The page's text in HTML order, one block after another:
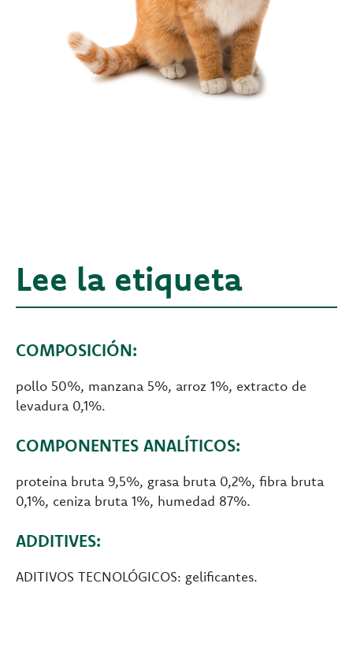
Lee la etiqueta
COMPOSICIÓN:
pollo 50%, manzana 5%, arroz 1%, extracto de
levadura 0,1%.
COMPONENTES ANALÍTICOS:
proteína bruta 9,5%, grasa bruta 0,2%, fibra bruta
0,1%, ceniza bruta 1%, humedad 87%.
ADDITIVES:
ADITIVOS TECNOLÓGICOS: gelificantes.